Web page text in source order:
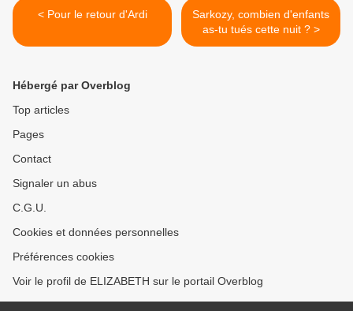
< Pour le retour d'Ardi
Sarkozy, combien d'enfants
as-tu tués cette nuit ? >
Hébergé par Overblog
Top articles
Pages
Contact
Signaler un abus
C.G.U.
Cookies et données personnelles
Préférences cookies
Voir le profil de ELIZABETH sur le portail Overblog